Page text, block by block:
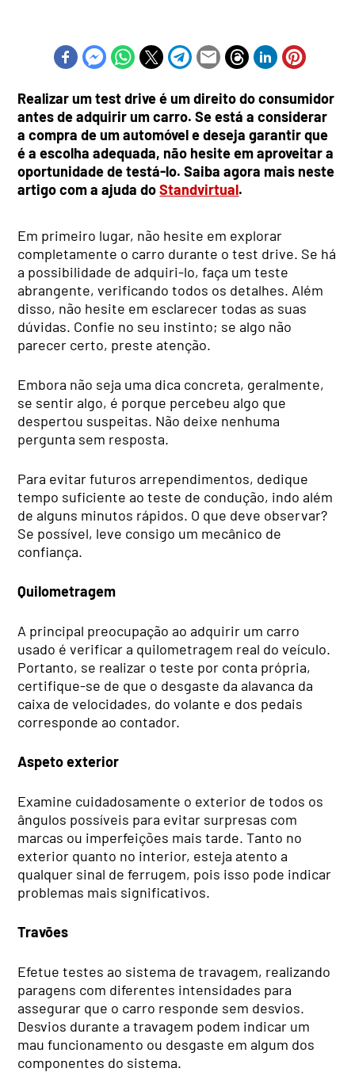
Realizar um test drive é um direito do consumidor
antes de adquirir um carro. Se está a considerar
a compra de um automóvel e deseja garantir que
é a escolha adequada, não hesite em aproveitar a
oportunidade de testá-lo. Saiba agora mais neste
artigo com a ajuda doStandvirtual.
Em primeiro lugar, não hesite em explorar
completamente o carro durante o test drive. Se há
a possibilidade de adquiri-lo, faça um teste
abrangente, verificando todos os detalhes. Além
disso, não hesite em esclarecer todas as suas
dúvidas. Confie no seu instinto; se algo não
parecer certo, preste atenção.
Embora não seja uma dica concreta, geralmente,
se sentir algo, é porque percebeu algo que
despertou suspeitas. Não deixe nenhuma
pergunta sem resposta.
Para evitar futuros arrependimentos, dedique
tempo suficiente ao teste de condução, indo além
de alguns minutos rápidos. O que deve observar?
Se possível, leve consigo um mecânico de
confiança.
Quilometragem
A principal preocupação ao adquirir um carro
usado é verificar a quilometragem real do veículo.
Portanto, se realizar o teste por conta própria,
certifique-se de que o desgaste da alavanca da
caixa de velocidades, do volante e dos pedais
corresponde ao contador.
Aspeto exterior
Examine cuidadosamente o exterior de todos os
ângulos possíveis para evitar surpresas com
marcas ou imperfeições mais tarde. Tanto no
exterior quanto no interior, esteja atento a
qualquer sinal de ferrugem, pois isso pode indicar
problemas mais significativos.
Travões
Efetue testes ao sistema de travagem, realizando
paragens com diferentes intensidades para
assegurar que o carro responde sem desvios.
Desvios durante a travagem podem indicar um
mau funcionamento ou desgaste em algum dos
componentes do sistema.